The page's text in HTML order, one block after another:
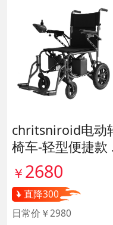
chritsniroid电动
椅车-轻型便捷款
号140671
￥ 2680
直降300
日常价￥2980